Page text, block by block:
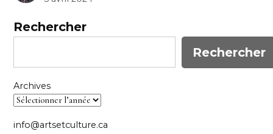
Rechercher
Rechercher
Archives
info@artsetculture.ca